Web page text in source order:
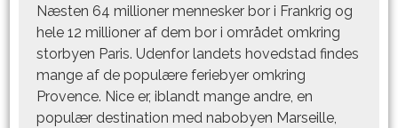
Næsten 64 millioner mennesker bor i Frankrig og
hele 12 millioner af dem bor i området omkring
storbyen Paris. Udenfor landets hovedstad findes
mange af de populære feriebyer omkring
Provence. Nice er, iblandt mange andre, en
populær destination med nabobyen Marseille,